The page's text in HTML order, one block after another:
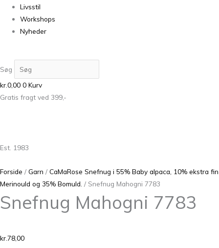
Livsstil
Workshops
Nyheder
Søg
kr.0,00 0 Kurv
Gratis fragt ved 399,-
Est. 1983
Forside / Garn / CaMaRose Snefnug i 55% Baby alpaca, 10% ekstra fin
Merinould og 35% Bomuld. / Snefnug Mahogni 7783
Snefnug Mahogni 7783
kr.78,00